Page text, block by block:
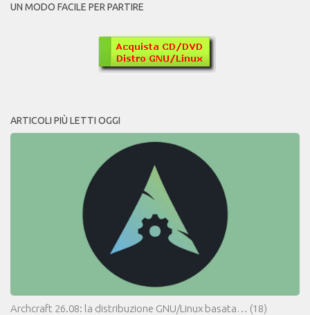
UN MODO FACILE PER PARTIRE
ARTICOLI PIÙ LETTI OGGI
Archcraft 26.08: la distribuzione GNU/Linux basata… (18)